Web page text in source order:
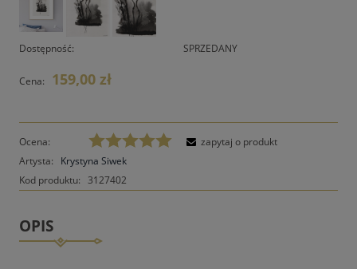
Dostępność: SPRZEDANY
Cena: 159,00 zł
Ocena:
Artysta:
Krystyna Siwek
Kod produktu: 3127402
zapytaj o produkt
OPIS